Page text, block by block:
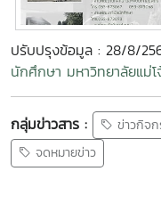
ปรับปรุงข้อมูล : 28/8/
นักศึกษา มหาวิทยาลัยแม่โ
กลุ่มข่าวสาร : ข่าวกิจ
จดหมายข่าว